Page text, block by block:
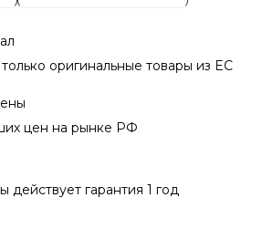
оригинальные товары из EC
цен на рынке РФ
действует гарантия 1 год